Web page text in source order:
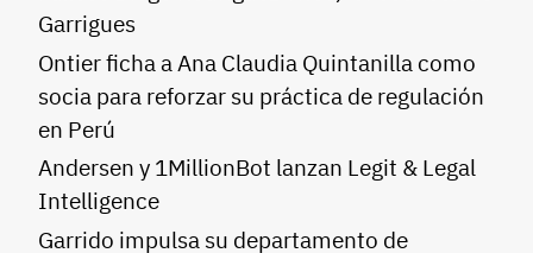
Garrigues
Ontier ficha a Ana Claudia Quintanilla como
socia para reforzar su práctica de regulación
en Perú
Andersen y 1MillionBot lanzan Legit & Legal
Intelligence
Garrido impulsa su departamento de